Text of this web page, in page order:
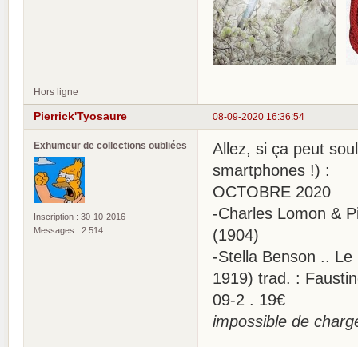
Hors ligne
08-09-2020 16:36:54
Pierrick'Tyosaure
Exhumeur de collections oubliées
Inscription : 30-10-2016
Messages : 2 514
Allez, si ça peut
smartphones !) :
OCTOBRE 2020
-Charles Lomon &
(1904)
-Stella Benson ..
1919) trad. :
09-2 . 19€
impossible de